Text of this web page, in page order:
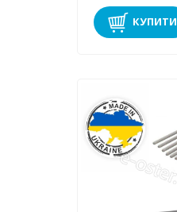
КУПИТИ